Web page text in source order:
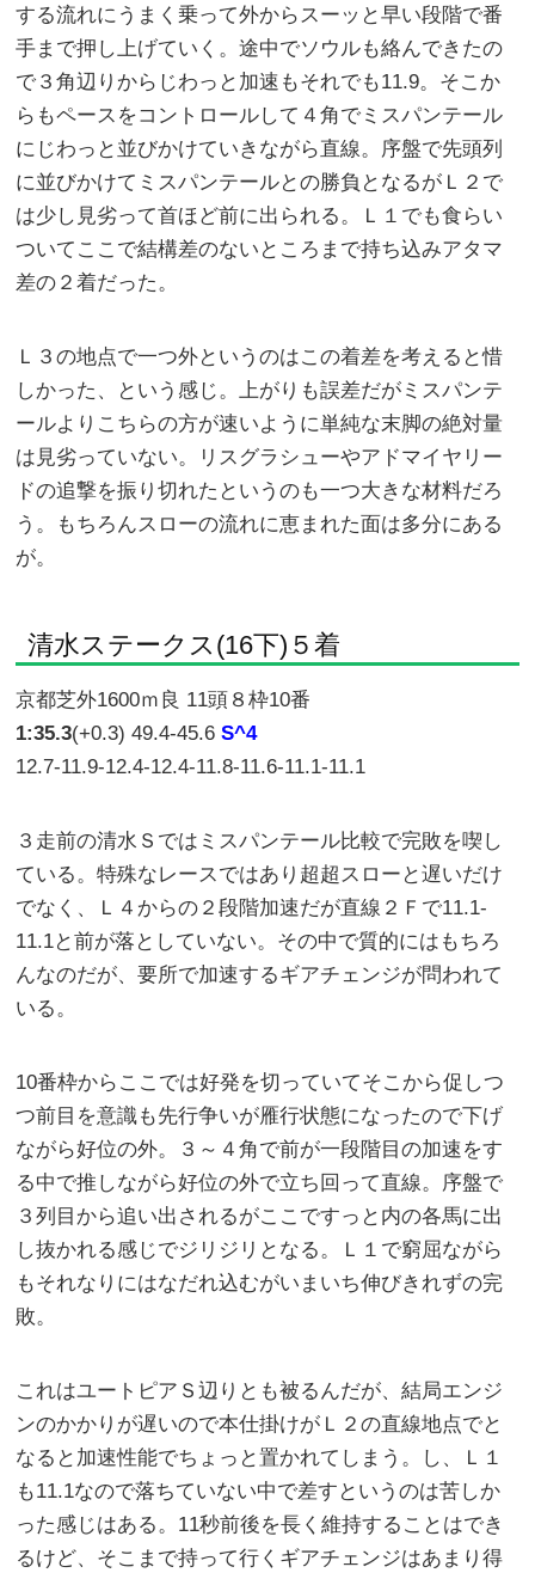
する流れにうまく乗って外からスーッと早い段階で番
手まで押し上げていく。途中でソウルも絡んできたの
で３角辺りからじわっと加速もそれでも11.9。そこか
らもペースをコントロールして４角でミスパンテール
にじわっと並びかけていきながら直線。序盤で先頭列
に並びかけてミスパンテールとの勝負となるがＬ２で
は少し見劣って首ほど前に出られる。Ｌ１でも食らい
ついてここで結構差のないところまで持ち込みアタマ
差の２着だった。
Ｌ３の地点で一つ外というのはこの着差を考えると惜
しかった、という感じ。上がりも誤差だがミスパンテ
ールよりこちらの方が速いように単純な末脚の絶対量
は見劣っていない。リスグラシューやアドマイヤリー
ドの追撃を振り切れたというのも一つ大きな材料だろ
う。もちろんスローの流れに恵まれた面は多分にある
が。
清水ステークス(16下)５着
京都芝外1600ｍ良 11頭８枠10番
1:35.3(+0.3) 49.4-45.6S^4
12.7-11.9-12.4-12.4-11.8-11.6-11.1-11.1
３走前の清水Ｓではミスパンテール比較で完敗を喫し
ている。特殊なレースではあり超超スローと遅いだけ
でなく、Ｌ４からの２段階加速だが直線２Ｆで11.1-
11.1と前が落としていない。その中で質的にはもちろ
んなのだが、要所で加速するギアチェンジが問われて
いる。
10番枠からここでは好発を切っていてそこから促しつ
つ前目を意識も先行争いが雁行状態になったので下げ
ながら好位の外。３～４角で前が一段階目の加速をす
る中で推しながら好位の外で立ち回って直線。序盤で
３列目から追い出されるがここですっと内の各馬に出
し抜かれる感じでジリジリとなる。Ｌ１で窮屈ながら
もそれなりにはなだれ込むがいまいち伸びきれずの完
敗。
これはユートピアＳ辺りとも被るんだが、結局エンジ
ンのかかりが遅いので本仕掛けがＬ２の直線地点でと
なると加速性能でちょっと置かれてしまう。し、Ｌ１
も11.1なので落ちていない中で差すというのは苦しか
った感じはある。11秒前後を長く維持することはでき
るけど、そこまで持って行くギアチェンジはあまり得